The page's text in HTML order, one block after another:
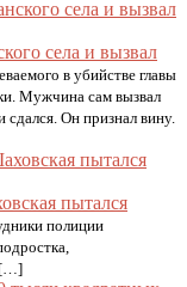
села и вызвал
в убийстве главы
Мужчина сам вызвал
Он признал вину.
пытался
полиции
[…]